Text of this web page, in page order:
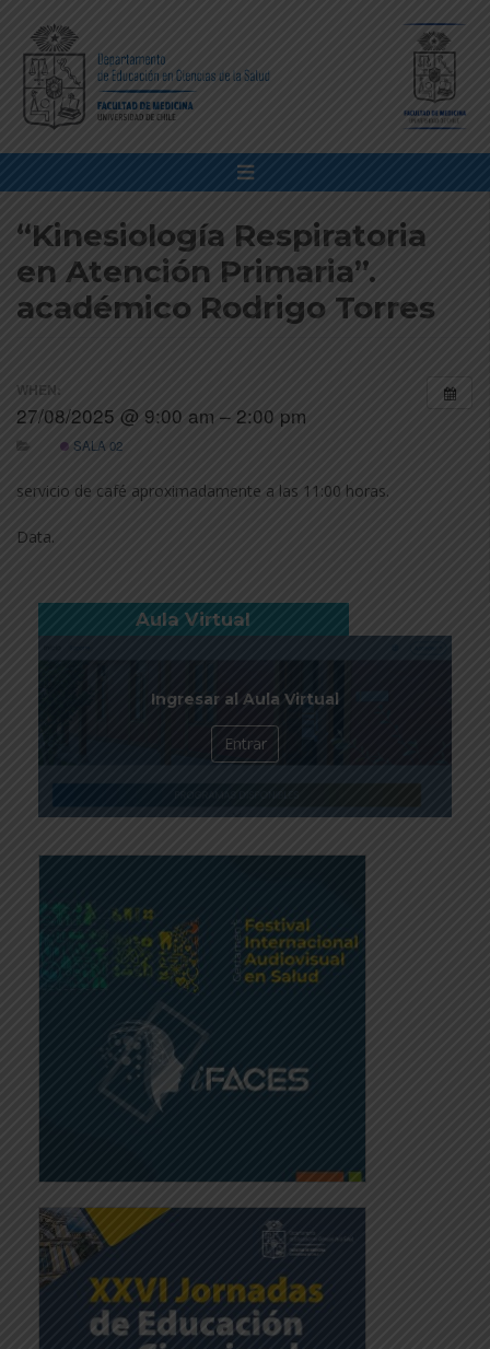
“Kinesiología Respiratoria
en Atención Primaria”.
académico Rodrigo Torres
WHEN:
27/08/2025 @ 9:00 am – 2:00 pm
SALA 02
servicio de café aproximadamente a las 11:00 horas.
Data.
Aula Virtual
Ingresar al Aula Virtual
Entrar